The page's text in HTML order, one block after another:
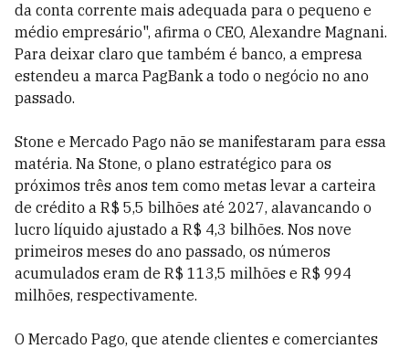
da conta corrente mais adequada para o pequeno e
médio empresário", afirma o CEO, Alexandre Magnani.
Para deixar claro que também é banco, a empresa
estendeu a marca PagBank a todo o negócio no ano
passado.
Stone e Mercado Pago não se manifestaram para essa
matéria. Na Stone, o plano estratégico para os
próximos três anos tem como metas levar a carteira
de crédito a R$ 5,5 bilhões até 2027, alavancando o
lucro líquido ajustado a R$ 4,3 bilhões. Nos nove
primeiros meses do ano passado, os números
acumulados eram de R$ 113,5 milhões e R$ 994
milhões, respectivamente.
O Mercado Pago, que atende clientes e comerciantes